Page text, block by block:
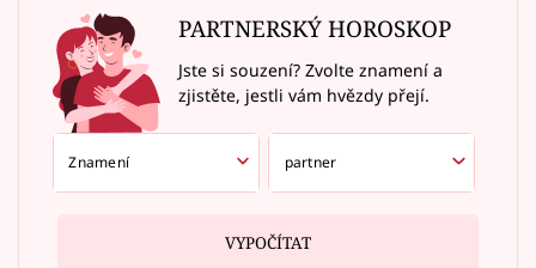
PARTNERSKÝ HOROSKOP
Jste si souzení? Zvolte znamení a
zjistěte, jestli vám hvězdy přejí.
VYPOČÍTAT